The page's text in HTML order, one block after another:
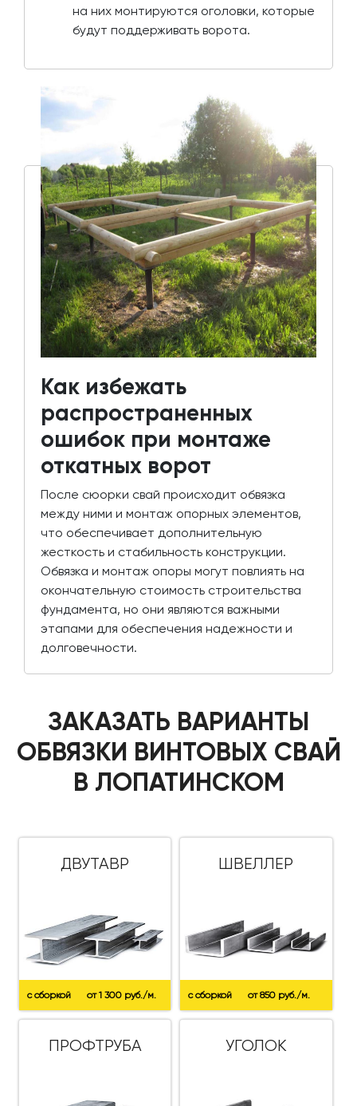
на них монтируются оголовки, которые
будут поддерживать ворота.
Как избежать
распространенных
ошибок при монтаже
откатных ворот
После сюорки свай происходит обвязка
между ними и монтаж опорных элементов,
что обеспечивает дополнительную
жесткость и стабильность конструкции.
Обвязка и монтаж опоры могут повлиять на
окончательную стоимость строительства
фундамента, но они являются важными
этапами для обеспечения надежности и
долговечности.
ЗАКАЗАТЬ ВАРИАНТЫ
ОБВЯЗКИ ВИНТОВЫХ СВАЙ
В ЛОПАТИНСКОМ
ДВУТАВР
с сборкой от 1 300 руб./м.
ШВЕЛЛЕР
с сборкой от 850 руб./м.
ПРОФТРУБА УГОЛОК